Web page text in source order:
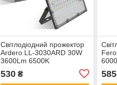
Світлодіодний прожектор
Ardero LL-3030ARD 30W
3600Lm 6500K
530₴ 585